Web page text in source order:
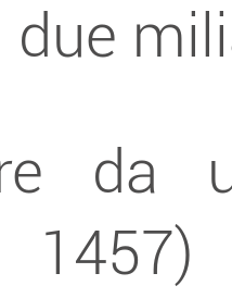
due
da